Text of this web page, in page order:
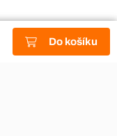
Do košíku
karty